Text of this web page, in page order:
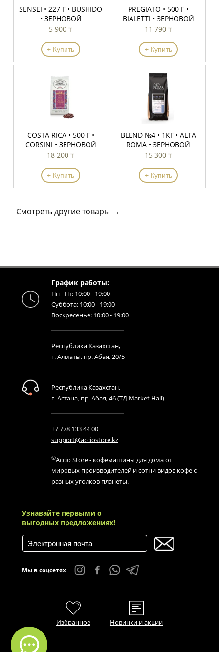
SENSEI • 227 Г • BUSHIDO
• ЗЕРНОВОЙ
5 900 ₸
+ Купить
PREGIATO • 500 Г •
BIALETTI • ЗЕРНОВОЙ
11 790 ₸
+ Купить
COSTA RICA • 500 Г •
CORSINI • ЗЕРНОВОЙ
18 200 ₸
+ Купить
BLEND №4 • 1КГ • ALTA
ROMA • ЗЕРНОВОЙ
15 300 ₸
+ Купить
Смотреть другие товары →
График работы:
Пн - Пт: 10:00 - 19:00
Суббота: 10:00 - 19:00
Воскресенье: 10:00 - 19:00
Республика Казахстан,
г. Алматы, пр. Абая, 20/5
Республика Казахстан,
г. Астана, пр. Абая, 46 (ТД Market Hall)
+7 778 133 44 00
support@acciostore.kz
©Accio Store - кофемашины для дома от
мировых производителей и сотни видов кофе с
разных уголков планеты.
Узнавайте первыми о
выгодных предложениях!
Мы в соцсетях
Избранное Новинки и акции